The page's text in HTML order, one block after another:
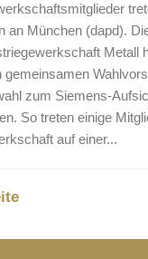
an München (dapd).
Metall
gemeinsamen
zum Siemens-
So treten einige
auf einer...